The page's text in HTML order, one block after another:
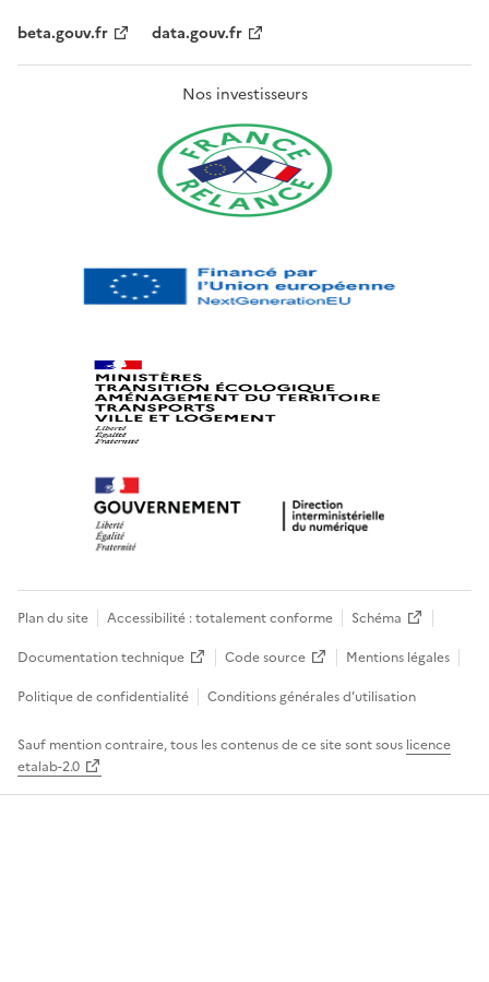
beta.gouv.fr
data.gouv.fr
Nos investisseurs
Plan du site Accessibilité : totalement conforme
Schéma
Documentation technique
Code source
Mentions légales
Politique de confidentialité
Conditions générales d’utilisation
Sauf mention contraire, tous les contenus de ce site sont sous licence
etalab-2.0